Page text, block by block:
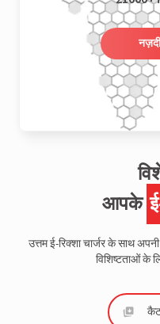
आपके
उत्तम ई-रिक्शा चार्जर के साथ
विशिष्टताओं के